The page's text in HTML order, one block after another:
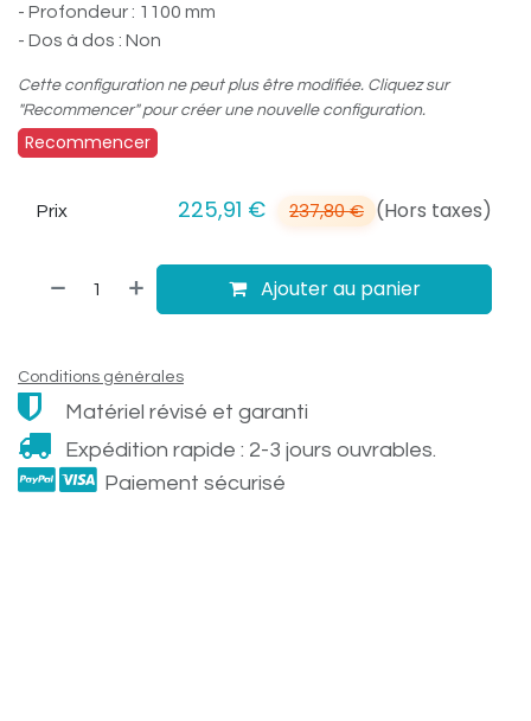
- Profondeur : 1100 mm
- Dos à dos : Non
Cette configuration ne peut plus être modifiée. Cliquez sur
"Recommencer" pour créer une nouvelle configuration.
Recommencer
Ajouter au panier
Prix 225,91 € 237,80€ (Hors taxes)
Conditions générales
Matériel révisé et garanti
Expédition rapide : 2-3 jours ouvrables.
Paiement sécurisé